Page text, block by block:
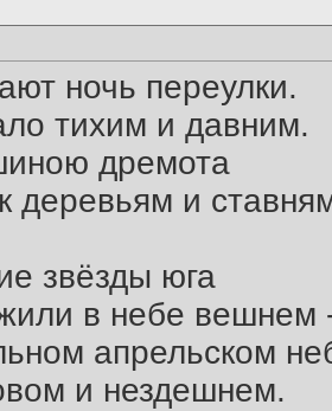
ночь переулки.
тихим и давним.
дремота
деревьям и
звёзды юга
в небе вешнем
апрельском
и нездешнем.